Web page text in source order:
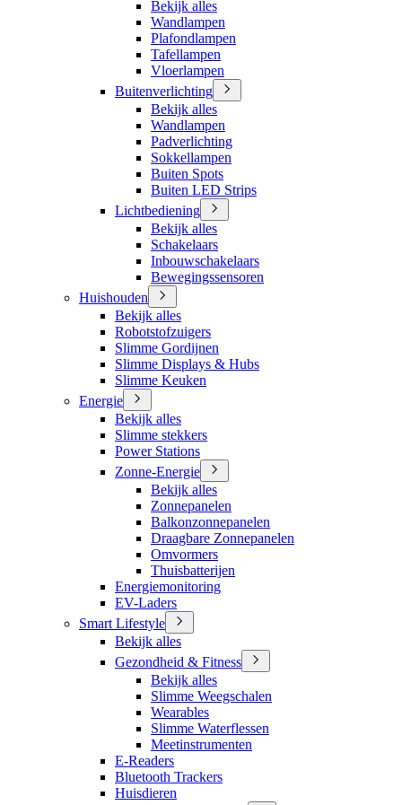
Bekijk alles
Wandlampen
Plafondlampen
Tafellampen
Vloerlampen
Buitenverlichting
Bekijk alles
Wandlampen
Padverlichting
Sokkellampen
Buiten Spots
Buiten LED Strips
Lichtbediening
Bekijk alles
Schakelaars
Inbouwschakelaars
Bewegingssensoren
Huishouden
Bekijk alles
Robotstofzuigers
Slimme Gordijnen
Slimme Displays & Hubs
Slimme Keuken
Energie
Bekijk alles
Slimme stekkers
Power Stations
Zonne-Energie
Bekijk alles
Zonnepanelen
Balkonzonnepanelen
Draagbare Zonnepanelen
Omvormers
Thuisbatterijen
Energiemonitoring
EV-Laders
Smart Lifestyle
Bekijk alles
Gezondheid & Fitness
Bekijk alles
Slimme Weegschalen
Wearables
Slimme Waterflessen
Meetinstrumenten
E-Readers
Bluetooth Trackers
Huisdieren